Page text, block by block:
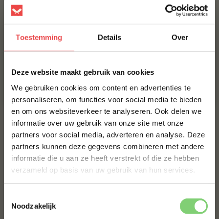
Toestemming Details Over
Deze website maakt gebruik van cookies
We gebruiken cookies om content en advertenties te
personaliseren, om functies voor social media te bieden
en om ons websiteverkeer te analyseren. Ook delen we
informatie over uw gebruik van onze site met onze
partners voor social media, adverteren en analyse. Deze
partners kunnen deze gegevens combineren met andere
informatie die u aan ze heeft verstrekt of die ze hebben
verzameld op basis van uw gebruik van hun services.
Noodzakelijk
tussen? Stuur dan een berichtje via
WhatsApp, of stuur
een mailtje naar:info@bbquality.nl. We helpen je graag!
Veelgestelde vragen
MAAK JE CHEDDAR PLAKKEN COMPLEET!
ANGUS BURGER, 6 HALEN 5 BETALEN
€ 30,- € 25,-
€ 31,50
10% korting op je
eerste bestelling*
Schrijf je in voor onze nieuwsbrief en ontvang direct
10% korting op jouw eerste bestelling.
ACHTERNAAM